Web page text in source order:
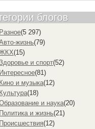
блогов
Разное(5 297)
жизнь(79)
(15)
и спорт(52)
Интересное(81)
Кино и музыка(12)
Культура(18)
и наука(20)
Политика и жизнь(21)
Проиcшествия(12)